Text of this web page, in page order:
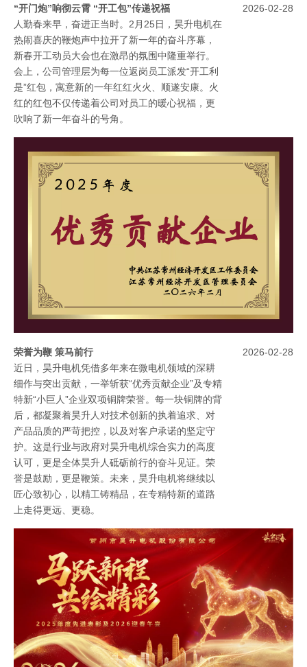
总结经验找差距，明确方向抓落实
常州市昊升电机股份有限公司 2026 年半年度总结
大会顺利召开，全体管理骨干参会。
“开门炮”响彻云霄 “开工包”传递祝福
人勤春来早，奋进正当时。2月25日，昊升电机在
热闹喜庆的鞭炮声中拉开了新一年的奋斗序幕，
会上，公司管理层为每一位返岗员工派发“开工利
是”红包，寓意新的一年红红火火、顺遂安康。火
红的红包不仅传递着公司对员工的暖心祝福，更
2026-02-28
荣誉为鞭 策马前行
近日，昊升电机凭借多年来在微电机领域的深耕
细作与突出贡献，一举斩获“优秀贡献企业”及专精
特新“小巨人”企业双项铜牌荣誉。每一块铜牌的背
后，都凝聚着昊升人对技术创新的执着追求、对
产品品质的严苛把控，以及对客户承诺的坚定守
护。这是行业与政府对昊升电机综合实力的高度
认可，更是全体昊升人砥砺前行的奋斗见证。荣
誉是鼓励，更是鞭策。未来，昊升电机将继续以
匠心致初心，以精工铸精品，在专精特新的道路
上走得更远、更稳。